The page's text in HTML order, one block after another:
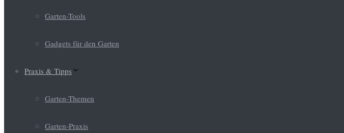
Garten-Tools
Gadgets für den Garten
Praxis & Tipps
Garten-Themen
Garten-Praxis